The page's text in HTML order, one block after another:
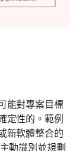
能對專案目標
定性的。範例
新軟體整合的
動識別並規劃